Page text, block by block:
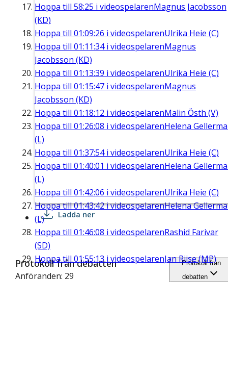
Hoppa till 58:25 i videospelarenMagnus Jacobsson
(KD)
Hoppa till 01:09:26 i videospelarenUlrika Heie (C)
Hoppa till 01:11:34i videospelarenMagnus
Jacobsson (KD)
Hoppa till 01:13:39 i videospelarenUlrika Heie (C)
Hoppa till 01:15:47 i videospelarenMagnus
Jacobsson (KD)
Hoppa till 01:18:12 i videospelarenMalin Östh (V)
Hoppa till 01:26:08 i videospelarenHelena
(L)
Hoppa till 01:37:54i videospelarenUlrika Heie (C)
Hoppa till 01:40:01 i videospelarenHelena
(L)
Hoppa till 01:42:06 i videospelarenUlrika Heie (C)
Hoppa till01:43:42i videospelarenHelena
(L)
Hoppa till 01:46:08 i videospelarenRashid Farivar
(SD)
Hoppa till 01:55:13 i videospelarenJan Riise (MP)
Ladda ner
Protokoll från debatten
Anföranden: 29
Protokoll från
debatten